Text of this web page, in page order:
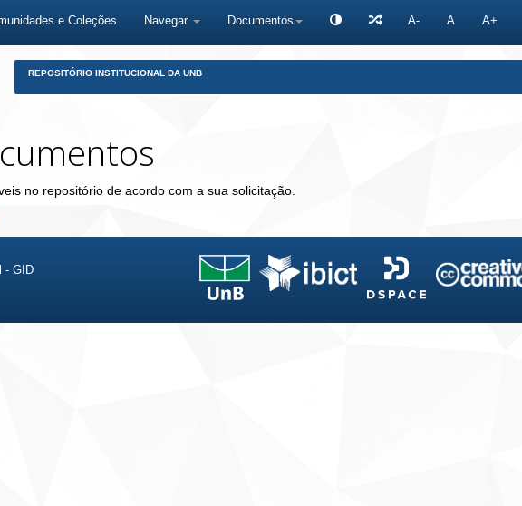
e Coleções Navegar Documentos A- A A+
REPOSITÓRIO INSTITUCIONAL DA UNB
no repositório de acordo com a sua solicitação.
- GID